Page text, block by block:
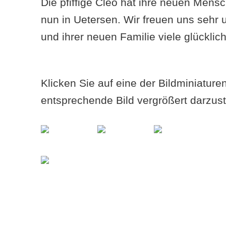
nun in Uetersen. Wir freuen uns sehr
und ihrer neuen Familie viele
Klicken Sie auf eine der
entsprechende Bild vergrößert